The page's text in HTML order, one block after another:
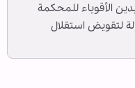
الأقوياء للمحكمة
لتقويض استقلال